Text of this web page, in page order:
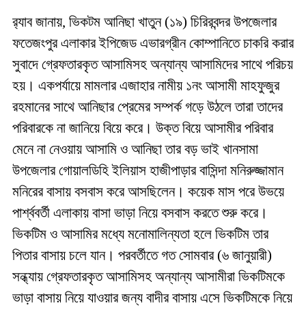
র‌্যাব জানায়, ভিকটম আনিছা খাতুন (১৯) চিরিরবন্দর উপজেলার
ফতেজংপুর এলাকার ইপিজেড এভারগ্রীন কোম্পানিতে চাকরি করার
সুবাদে গ্রেফতারকৃত আসামিসহ অন্যান্য আসামিদের সাথে পরিচয়
হয়। একপর্যায়ে মামলার এজাহার নামীয় ১নং আসামী মাহফুজুর
রহমানের সাথে আনিছার প্রেমের সম্পর্ক গড়ে উঠলে তারা তাদের
পরিবারকে না জানিয়ে বিয়ে করে। উক্ত বিয়ে আসামীর পরিবার
মেনে না নেওয়ায় আসামি ও আনিছা তার বড় ভাই খানসামা
উপজেলার গোয়ালডিহি ইলিয়াস হাজীপাড়ার বাসিন্দা মনিরুজ্জামান
মনিরের বাসায় বসবাস করে আসছিলেন। কয়েক মাস পরে উভয়ে
পার্শ্ববর্তী এলাকায় বাসা ভাড়া নিয়ে বসবাস করতে শুরু করে।
ভিকটিম ও আসামির মধ্যে মনোমালিন্যতা হলে ভিকটিম তার
পিতার বাসায় চলে যান। পরবর্তীতে গত সোমবার (৬ জানুয়ারী)
সন্ধ্যায় গ্রেফতারকৃত আসামিসহ অন্যান্য আসামীরা ভিকটিমকে
ভাড়া বাসায় নিয়ে যাওয়ার জন্য বাদীর বাসায় এসে ভিকটিমকে নিয়ে